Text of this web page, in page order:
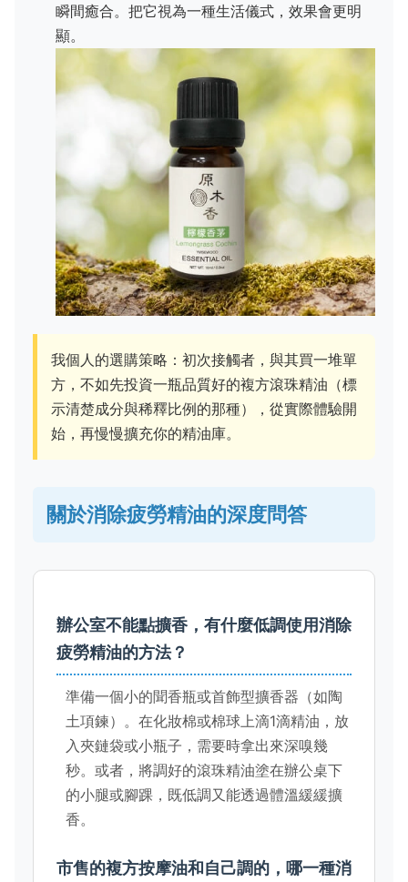
瞬間癒合。把它視為一種生活儀式，效果會更明
顯。
我個人的選購策略：初次接觸者，與其買一堆單
方，不如先投資一瓶品質好的複方滾珠精油（標
示清楚成分與稀釋比例的那種），從實際體驗開
始，再慢慢擴充你的精油庫。
關於消除疲勞精油的深度問答
辦公室不能點擴香，有什麼低調使用消除
疲勞精油的方法？
準備一個小的聞香瓶或首飾型擴香器（如陶
土項鍊）。在化妝棉或棉球上滴1滴精油，放
入夾鏈袋或小瓶子，需要時拿出來深嗅幾
秒。或者，將調好的滾珠精油塗在辦公桌下
的小腿或腳踝，既低調又能透過體溫緩緩擴
香。
市售的複方按摩油和自己調的，哪一種消